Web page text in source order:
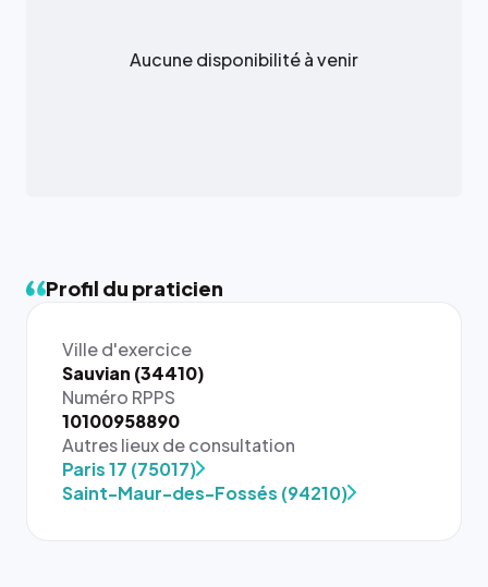
Aucune disponibilité à venir
Profil du praticien
Ville d'exercice
Sauvian (34410)
Numéro RPPS
10100958890
Autres lieux de consultation
Paris 17 (75017)
Saint-Maur-des-Fossés (94210)
{# 40×40
: la taille
rendue par
`.profile-